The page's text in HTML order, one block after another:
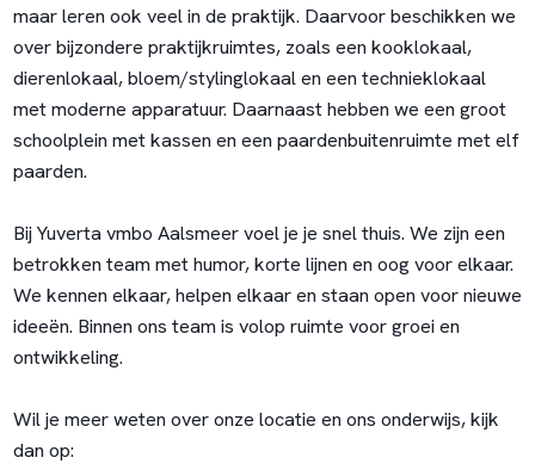
maar leren ook veel in de praktijk. Daarvoor beschikken we
over bijzondere praktijkruimtes, zoals een kooklokaal,
dierenlokaal, bloem/stylinglokaal en een technieklokaal
met moderne apparatuur. Daarnaast hebben we een groot
schoolplein met kassen en een paardenbuitenruimte met elf
paarden.
Bij Yuverta vmbo Aalsmeer voel je je snel thuis. We zijn een
betrokken team met humor, korte lijnen en oog voor elkaar.
We kennen elkaar, helpen elkaar en staan open voor nieuwe
ideeën. Binnen ons team is volop ruimte voor groei en
ontwikkeling.
Wil je meer weten over onze locatie en ons onderwijs, kijk
dan op: